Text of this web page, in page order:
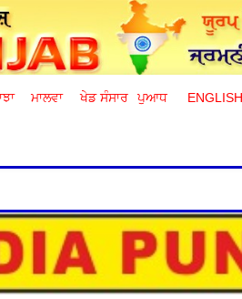
ਮਾਲਵਾ ਖੇਡ ਸੰਸਾਰ ਪੁਆਧ ENGLISH